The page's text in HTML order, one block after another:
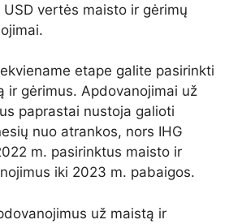
USD vertės maisto ir gėrimų
etape galite pasirinkti
ir gėrimus. Apdovanojimai už
paprastai nustoja galioti
nuo atrankos, nors IHG
m. pasirinktus maisto ir
iki 2023 m. pabaigos.
už maistą ir